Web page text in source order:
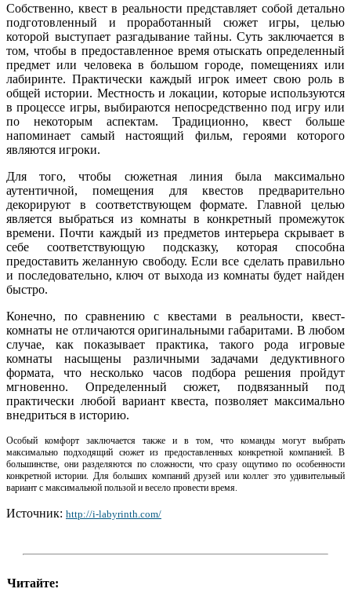
Собственно, квест в реальности представляет собой детально
подготовленный и проработанный сюжет игры, целью
которой выступает разгадывание тайны. Суть заключается в
том, чтобы в предоставленное время отыскать определенный
предмет или человека в большом городе, помещениях или
лабиринте. Практически каждый игрок имеет свою роль в
общей истории. Местность и локации, которые используются
в процессе игры, выбираются непосредственно под игру или
по некоторым аспектам. Традиционно, квест больше
напоминает самый настоящий фильм, героями которого
являются игроки.
Для того, чтобы сюжетная линия была максимально
аутентичной, помещения для квестов предварительно
декорируют в соответствующем формате. Главной целью
является выбраться из комнаты в конкретный промежуток
времени. Почти каждый из предметов интерьера скрывает в
себе соответствующую подсказку, которая способна
предоставить желанную свободу. Если все сделать правильно
и последовательно, ключ от выхода из комнаты будет найден
быстро.
Конечно, по сравнению с квестами в реальности, квест-
комнаты не отличаются оригинальными габаритами. В любом
случае, как показывает практика, такого рода игровые
комнаты насыщены различными задачами дедуктивного
формата, что несколько часов подбора решения пройдут
мгновенно. Определенный сюжет, подвязанный под
практически любой вариант квеста, позволяет максимально
внедриться в историю.
Особый комфорт заключается также и в том, что команды могут выбрать
максимально подходящий сюжет из предоставленных конкретной компанией. В
большинстве, они разделяются по сложности, что сразу ощутимо по особенности
конкретной истории. Для больших компаний друзей или коллег это удивительный
вариант с максимальной пользой и весело провести время.
Источник: http://i-labyrinth.com/
Читайте: